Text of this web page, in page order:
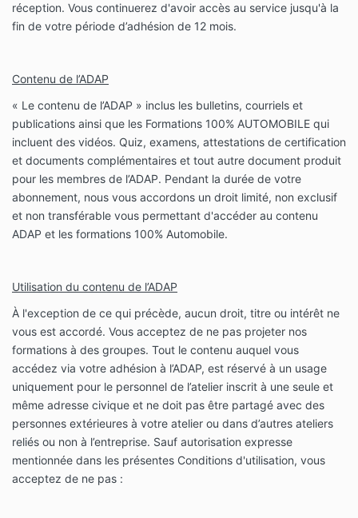
réception. Vous continuerez d'avoir accès au service jusqu'à la
fin de votre période d’adhésion de 12 mois.
Contenu de l’ADAP
« Le contenu de l’ADAP » inclus les bulletins, courriels et
publications ainsi que les Formations 100% AUTOMOBILE qui
incluent des vidéos. Quiz, examens, attestations de certification
et documents complémentaires et tout autre document produit
pour les membres de l’ADAP. Pendant la durée de votre
abonnement, nous vous accordons un droit limité, non exclusif
et non transférable vous permettant d'accéder au contenu
ADAP et les formations 100% Automobile.
Utilisation du contenu de l’ADAP
À l'exception de ce qui précède, aucun droit, titre ou intérêt ne
vous est accordé. Vous acceptez de ne pas projeter nos
formations à des groupes. Tout le contenu auquel vous
accédez via votre adhésion à l’ADAP, est réservé à un usage
uniquement pour le personnel de l’atelier inscrit à une seule et
même adresse civique et ne doit pas être partagé avec des
personnes extérieures à votre atelier ou dans d’autres ateliers
reliés ou non à l’entreprise. Sauf autorisation expresse
mentionnée dans les présentes Conditions d'utilisation, vous
acceptez de ne pas :